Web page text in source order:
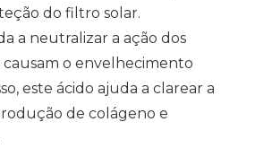
do filtro solar.
a neutralizar a ação dos
causam o envelhecimento
este ácido ajuda a clarear a
de colágeno e